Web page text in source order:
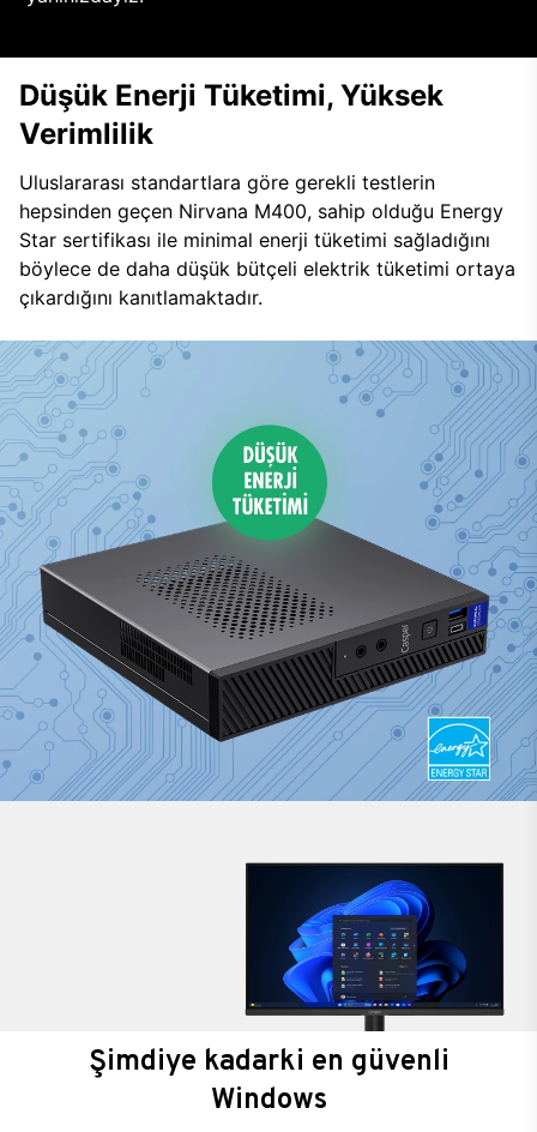
Düşük Enerji Tüketimi, Yüksek
Verimlilik
Uluslararası standartlara göre gerekli testlerin
hepsinden geçen Nirvana M400, sahip olduğu Energy
Star sertifikası ile minimal enerji tüketimi sağladığını
böylece de daha düşük bütçeli elektrik tüketimi ortaya
çıkardığını kanıtlamaktadır.
Şimdiye kadarki en güvenli
Windows